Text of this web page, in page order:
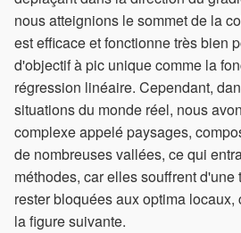
nous atteignions le sommet de la
est efficace et fonctionne très bien
d'objectif à pic unique comme la
régression linéaire. Cependant,
situations du monde réel, nous
complexe appelé paysages,
de nombreuses vallées, ce qui
méthodes, car elles souffrent
rester bloquées aux optima
la figure suivante.